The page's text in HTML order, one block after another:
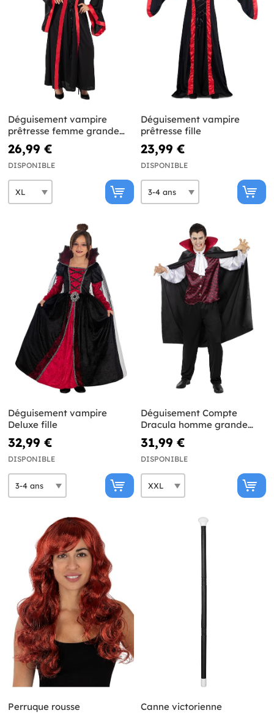
Déguisement vampire
prêtresse femme grande
taille
26,99 €
DISPONIBLE
Déguisement vampire
prêtresse fille
23,99 €
DISPONIBLE
Déguisement vampire
Deluxe fille
32,99 €
DISPONIBLE
Déguisement Compte
Dracula homme grande
taille
31,99 €
DISPONIBLE
Perruque rousse Canne victorienne